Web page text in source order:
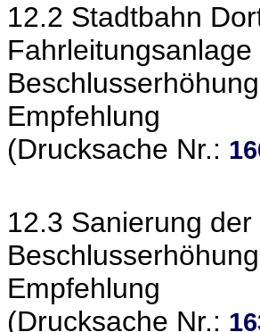
12.2 Stadtbahn
Beschlusserhöhung
Empfehlung
(Drucksache Nr.:
12.3 Sanierung
Beschlusserhöhung
Empfehlung
(Drucksache Nr.: